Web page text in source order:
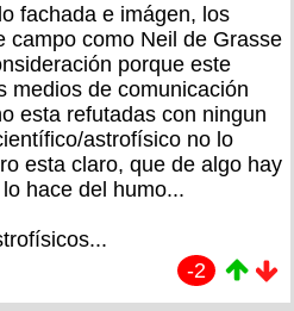
fachada e imágen, los
campo como Neil de Grasse
porque este
medios de comunicación
esta refutadas con ningun
astrofísico no lo
esta claro, que de algo hay
hace del humo...
-2